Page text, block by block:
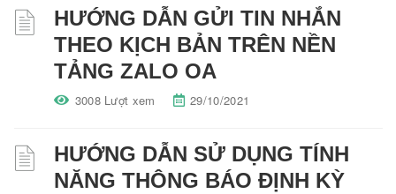
HƯỚNG DẪN GỬI TIN NHẮN
THEO KỊCH BẢN TRÊN NỀN
TẢNG ZALO OA
3008 Lượt xem 29/10/2021
HƯỚNG DẪN SỬ DỤNG TÍNH
NĂNG THÔNG BÁO ĐỊNH KỲ